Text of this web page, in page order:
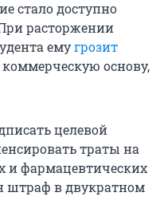
стало доступно
расторжении
емугрозит
основу,
целевой
траты на
и фармацевтических
штраф в двукратном